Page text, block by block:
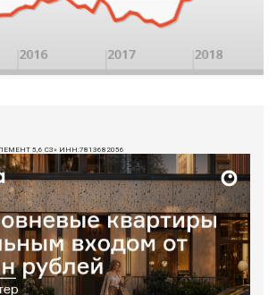
5,6 СЗ» ИНН:7813682056